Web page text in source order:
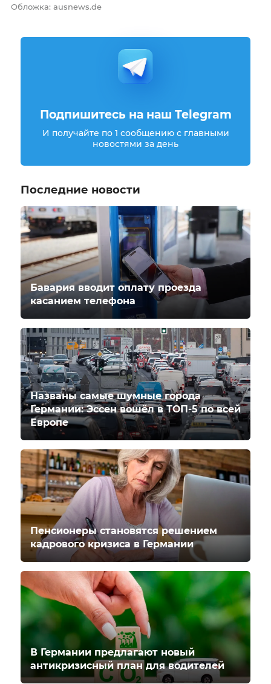
Обложка: ausnews.de
Подпишитесь на наш Telegram
И получайте по 1 сообщению с главными
новостями за день
Последние новости
Бавария вводит оплату проезда
касанием телефона
Названы самые шумные города
Германии: Эссен вошёл в ТОП-5 по всей
Европе
Пенсионеры становятся решением
кадрового кризиса в Германии
В Германии предлагают новый
антикризисный план для водителей